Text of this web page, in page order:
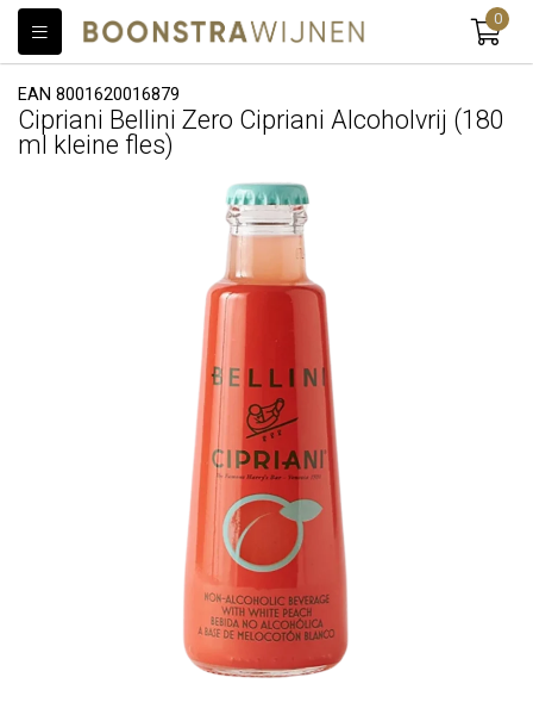
0
EAN 8001620016879
Cipriani Bellini Zero Cipriani Alcoholvrij (180
ml kleine fles)